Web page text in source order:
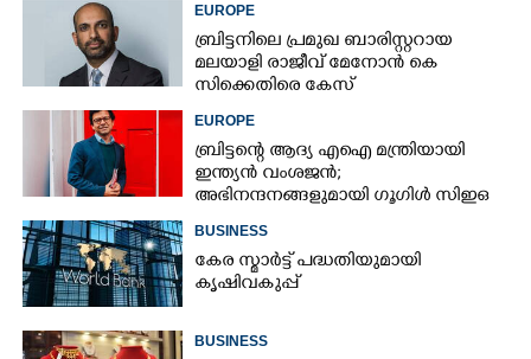
EUROPE
ബ്രിട്ടനിലെ പ്രമുഖ ബാരിസ്റ്ററായ
മലയാളി രാജീവ് മേനോൻ കെ
സിക്കെതിരെ കേസ്
EUROPE
ബ്രിട്ടന്റെ ആദ്യ എഐ മന്ത്രിയായി
ഇന്ത്യൻ വംശജൻ;
അഭിനന്ദനങ്ങളുമായി ഗൂഗിൾ സിഇഒ
BUSINESS
കേര സ്മാർട്ട് പദ്ധതിയുമായി
കൃഷിവകുപ്പ്
BUSINESS